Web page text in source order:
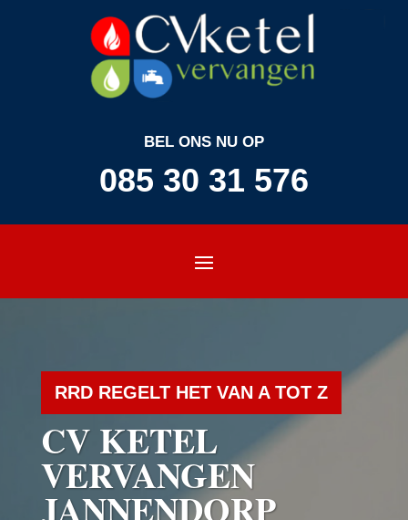
BEL ONS NU OP
085 30 31 576
RRD REGELT HET VAN A TOT Z
CV KETEL
VERVANGEN
JANNENDORP